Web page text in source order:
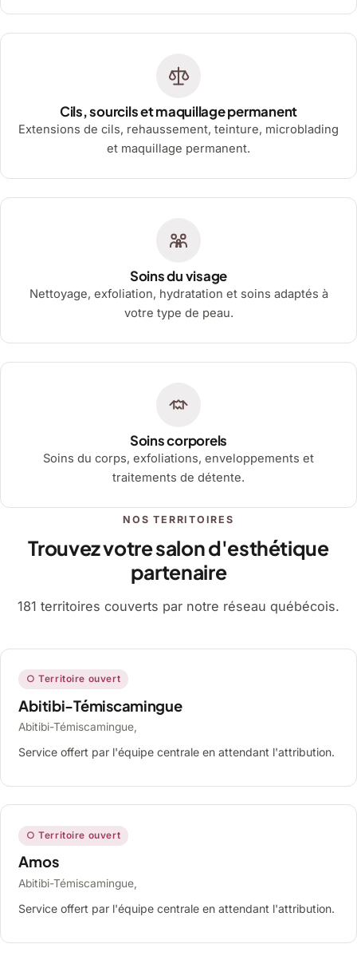
Cils, sourcils et maquillage permanent
Extensions de cils, rehaussement, teinture, microblading
et maquillage permanent.
Soins du visage
Nettoyage, exfoliation, hydratation et soins adaptés à
votre type de peau.
Soins corporels
Soins du corps, exfoliations, enveloppements et
traitements de détente.
NOS TERRITOIRES
Trouvez votre salon d'esthétique
partenaire
181 territoires couverts par notre réseau québécois.
○ Territoire ouvert
Abitibi-Témiscamingue
Abitibi-Témiscamingue,
Service offert par l'équipe centrale en attendant l'attribution.
○ Territoire ouvert
Amos
Abitibi-Témiscamingue,
Service offert par l'équipe centrale en attendant l'attribution.